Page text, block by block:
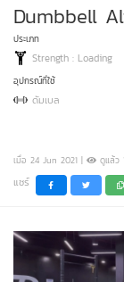
Dumbbell
ประเภท
Strength : Loading
อุปกรณ์ที่ใช้
ดัมเบล
เมื่อ 24 Jun 2021 | ดูแล้ว
แชร์